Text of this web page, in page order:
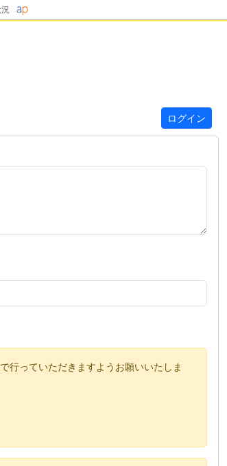
ログイン
行っていただきますようお願いいたしま